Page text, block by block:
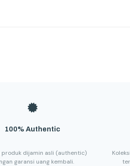
100% Authentic
produk dijamin asli (authentic)
garansi uang kembali.